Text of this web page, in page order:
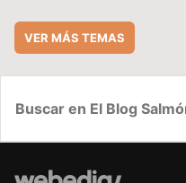
VER MÁS TEMAS